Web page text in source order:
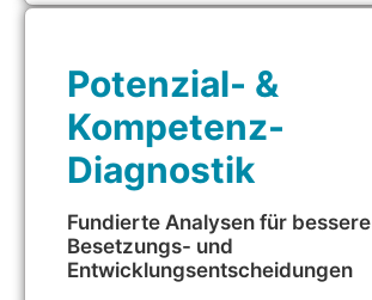
Potenzial- &
Kompetenz-
Diagnostik
Fundierte Analysen für bessere
Besetzungs- und
Entwicklungsentscheidungen